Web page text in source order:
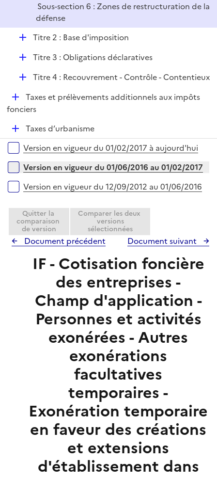
Sous-section 6 : Zones de restructuration de la
défense
D
e
r
Titre 2 : Base d'imposition
D
l
i
e
r
Titre 3 : Obligations déclaratives
D
p
l
i
e
r
Titre 4 : Recouvrement - Contrôle - Contentieux
D
é
e
r
Taxes et prélèvements additionnels aux impôts
fonciers
D
é
p
e
Taxes d’urbanisme
Versions sur la période
Version en vigueur du 01/02/2017 à aujourd'hui
Version en vigueur du 01/06/2016 au 01/02/2017
Version en vigueur du 12/09/2012 au 01/06/2016
Quitter la
comparaison
de version
Comparer les deux
versions
sélectionnées
Document précédent Document suivant
IF - Cotisation foncière
des entreprises -
Champ d'application -
Personnes et activités
exonérées - Autres
exonérations
facultatives
temporaires -
Exonération temporaire
en faveur des créations
et extensions
d'établissement dans